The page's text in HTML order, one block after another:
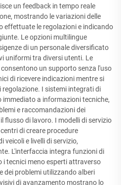
un feedback in tempo reale
mostrando le variazioni delle
effettuate le regolazioni e indicando
Le opzioni multilingue
di un personale diversificato
uniformi tra diversi utenti. Le
un supporto senza l'uso
di ricevere indicazioni mentre si
I sistemi integrati di
a informazioni tecniche,
e raccomandazioni dei
flusso di lavoro. I modelli di servizio
di creare procedure
veicoli e livelli di servizio,
L'interfaccia integra funzioni di
tecnici meno esperti attraverso
dei problemi utilizzando alberi
di avanzamento mostrano lo